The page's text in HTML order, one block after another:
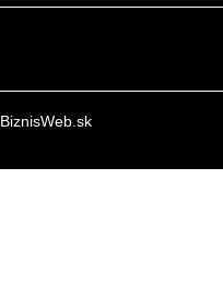
BiznisWeb.sk